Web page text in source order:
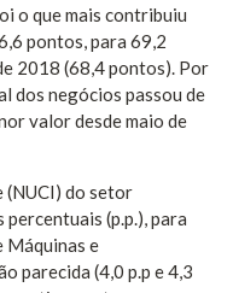
o que mais contribuiu
pontos, para 69,2
2018 (68,4 pontos). Por
dos negócios passou de
valor desde maio de
(NUCI) do setor
(p.p.), para
Máquinas e
parecida (4,0 p.p e 4,3